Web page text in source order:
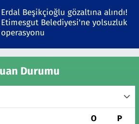
Erdal Beşikçioğlu gözaltına alındı!
Etimesgut Belediyesi'ne yolsuzluk
operasyonu
Durumu
O P